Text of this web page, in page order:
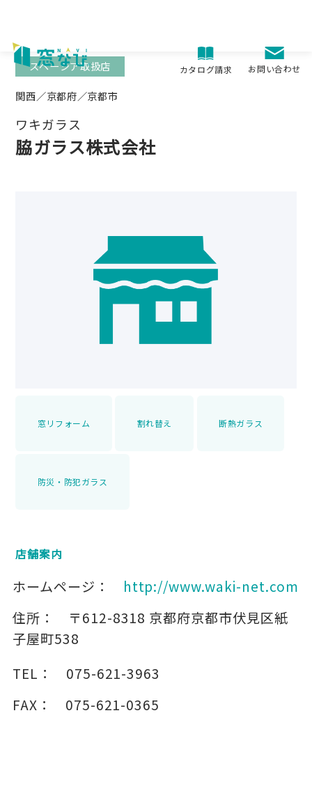
content
カタログ請求 お問い合わせ
関西／京都府／京都市
ワキガラス
脇ガラス株式会社
スペーシア取扱店
窓リフォーム 割れ替え 断熱ガラス
防災・防犯ガラス
店舗案内
ホームページ：
http://www.waki-net.com
住所：
〒612-8318 京都府京都市伏見区紙
子屋町538
TEL：
075-621-3963
FAX：
075-621-0365